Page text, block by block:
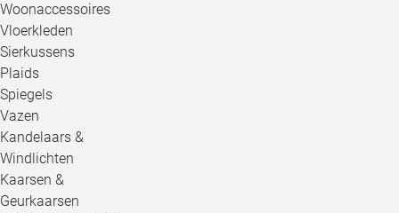
Woonaccessoires
Vloerkleden
Sierkussens
Plaids
Spiegels
Vazen
Kandelaars &
Windlichten
Kaarsen &
Geurkaarsen